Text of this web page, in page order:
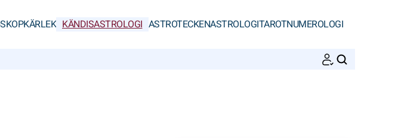
KÄRLEK KÄNDISASTROLOGI ASTROTECKENASTROLOGITAROTNUMEROLOGI